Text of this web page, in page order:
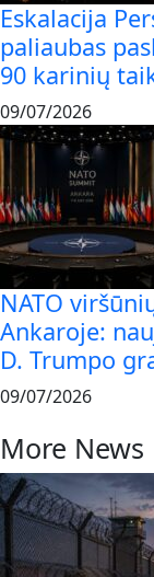
Eskalacija
paliaubas
90 karinių
09/07/2026
NATO
Ankaroje:
D. Trumpo
09/07/2026
More News